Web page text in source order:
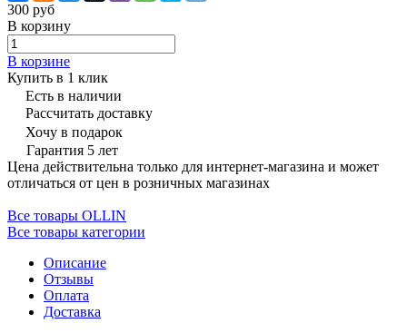
300 руб
В корзину
В корзине
Купить в 1 клик
Есть в наличии
Рассчитать доставку
Хочу в подарок
Гарантия 5 лет
Цена действительна только для интернет-магазина и может
отличаться от цен в розничных магазинах
Все товары OLLIN
Все товары категории
Описание
Отзывы
Оплата
Доставка